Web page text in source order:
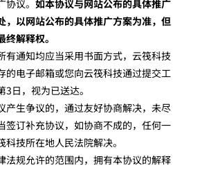
议。 如本协议与网站公布的具体推广
，以网站公布的具体推广方案为准，但
解释权。
有通知均应当采用书面方式，云筏科技
的电子邮箱或您向云筏科技通过提交工
日，视为已送达。
产生争议的，通过友好协商解决，未尽
签订补充协议，如协商不成的，任何一
科技所在地人民法院解决。
法规允许的范围内，拥有本协议的解释